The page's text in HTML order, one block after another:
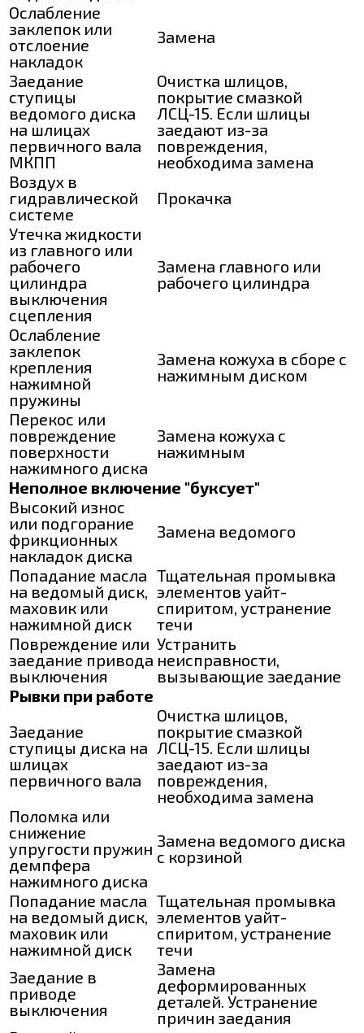
Ослабление
заклепок или
отслоение
накладок
Замена
Заедание
ступицы
ведомого диска
на шлицах
первичного вала
МКПП
Очистка шлицов,
покрытие смазкой
ЛСЦ-15. Если шлицы
заедают из-за
повреждения,
необходима замена
Воздух в
гидравлической
системе
Прокачка
Утечка жидкости
из главного или
рабочего
цилиндра
выключения
сцепления
Замена главного или
рабочего цилиндра
Ослабление
заклепок
крепления
нажимной
пружины
Замена кожуха в сборе с
нажимным диском
Перекос или
повреждение
поверхности
нажимного диска
Замена кожуха с
нажимным
Неполное включение "буксует"
Высокий износ
или подгорание
фрикционных
накладок диска
Замена ведомого
Попадание масла
на ведомый диск,
маховик или
нажимной диск
Тщательная промывка
элементов уайт-
спиритом, устранение
течи
Повреждение или
заедание привода
выключения
Устранить
неисправности,
вызывающие заедание
Рывки при работе
Заедание
ступицы диска на
шлицах
первичного вала
Очистка шлицов,
покрытие смазкой
ЛСЦ-15. Если шлицы
заедают из-за
повреждения,
необходима замена
Поломка или
снижение
упругости пружин
демпфера
нажимного диска
Замена ведомого диска
с корзиной
Попадание масла
на ведомый диск,
маховик или
нажимной диск
Тщательная промывка
элементов уайт-
спиритом, устранение
течи
Заедание в
приводе
выключения
Замена
деформированных
деталей. Устранение
причин заедания